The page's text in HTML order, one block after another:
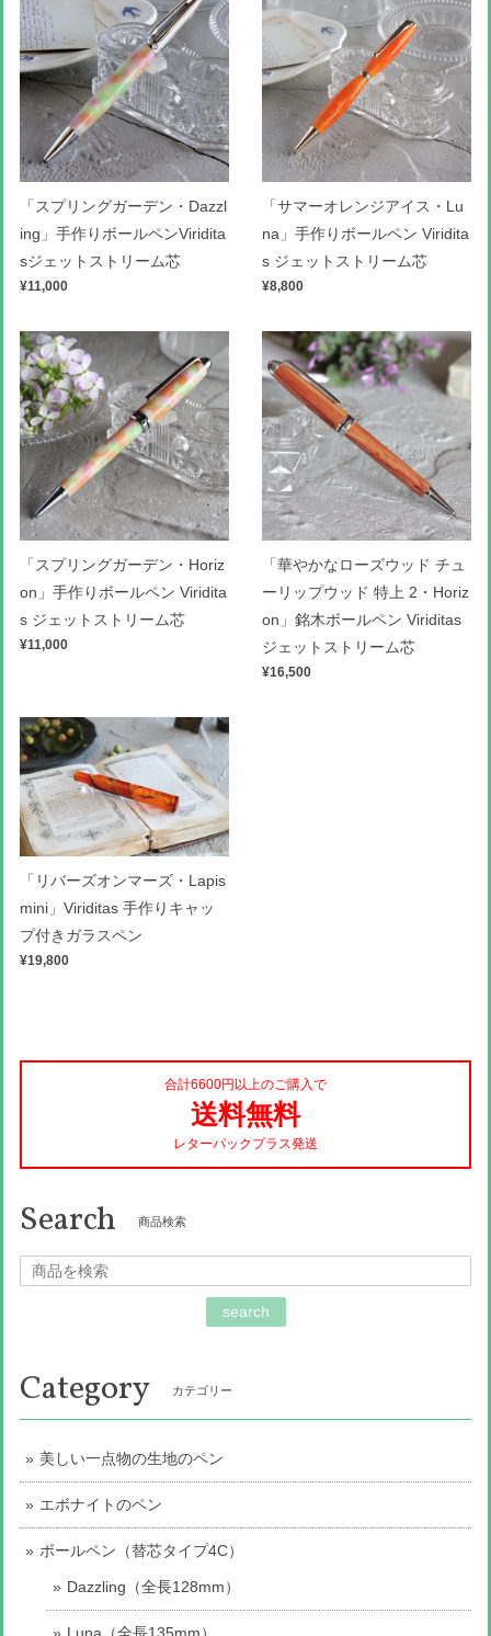
「スプリングガーデン・Dazzl
ing」手作りボールペンViridita
sジェットストリーム芯
¥11,000
「サマーオレンジアイス・Lu
na」手作りボールペン Viridita
s ジェットストリーム芯
¥8,800
「スプリングガーデン・Horiz
on」手作りボールペン Viridita
s ジェットストリーム芯
¥11,000
「華やかなローズウッド チュ
ーリップウッド 特上 2・Horiz
on」銘木ボールペン Viriditas
ジェットストリーム芯
¥16,500
「リバーズオンマーズ・Lapis
mini」Viriditas 手作りキャッ
プ付きガラスペン
¥19,800
合計6600円以上のご購入で
送料無料
レターパックプラス発送
Search 商品検索
search
Category カテゴリー
美しい一点物の生地のペン
エボナイトのペン
ボールペン（替芯タイプ4C）
Dazzling（全長128mm）